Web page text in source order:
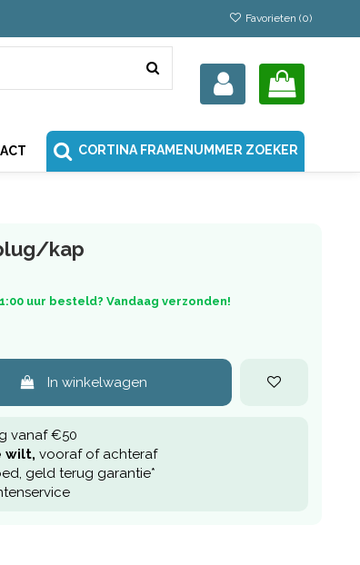
Favorieten (0)
CORTINA FRAMENUMMER ZOEKER
kap
uur besteld? Vandaag verzonden!
In winkelwagen
vanaf €50
wilt, vooraf of achteraf
geld terug garantie*